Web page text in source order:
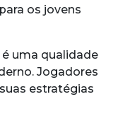
os jovens
uma qualidade
Jogadores
estratégias